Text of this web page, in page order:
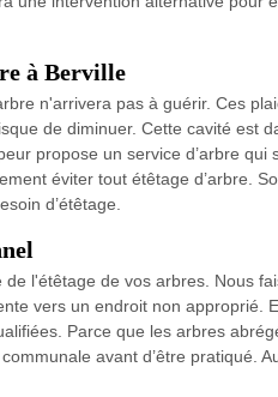
à Berville
n'arrivera pas à guérir. Ces
de diminuer. Cette cavité est
propose un service d’arbre qui
éviter tout étêtage d’arbre.
d’étêtage.
l'étêtage de vos arbres. Nous
vers un endroit non approprié.
Parce que les arbres
avant d’être pratiqué.